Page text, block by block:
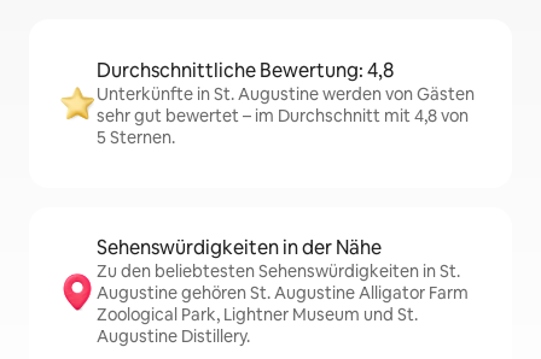
Durchschnittliche Bewertung: 4,8
Unterkünfte in St. Augustine werden von Gästen
sehr gut bewertet – im Durchschnitt mit 4,8 von
5 Sternen.
Sehenswürdigkeiten in der Nähe
Zu den beliebtesten Sehenswürdigkeiten in St.
Augustine gehören St. Augustine Alligator Farm
Zoological Park, Lightner Museum und St.
Augustine Distillery.